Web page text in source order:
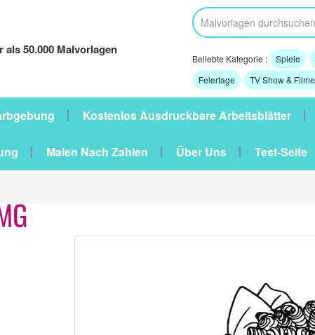
50.000 Malvorlagen
Beliebte Kategorie : Spiele
Feiertage
TV Show & Filme
Kostenlos Ausdruckbare Arbeitsblätter
Malen Nach Zahlen Über Uns Test-Seite